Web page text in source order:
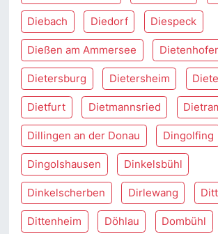
Diebach Diedorf Diespeck
Dießen am Ammersee
Dietersburg Dietersheim
Dietfurt Dietmannsried
Dillingen an der Donau Dingolfing
Dingolshausen Dinkelsbühl
Dinkelscherben Dirlewang
Dittenheim Döhlau Dombühl